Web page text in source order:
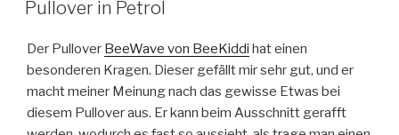
Pullover in Petrol
Der Pullover BeeWave von BeeKiddi hat einen
besonderen Kragen. Dieser gefällt mir sehr gut, und er
macht meiner Meinung nach das gewisse Etwas bei
diesem Pullover aus. Er kann beim Ausschnitt gerafft